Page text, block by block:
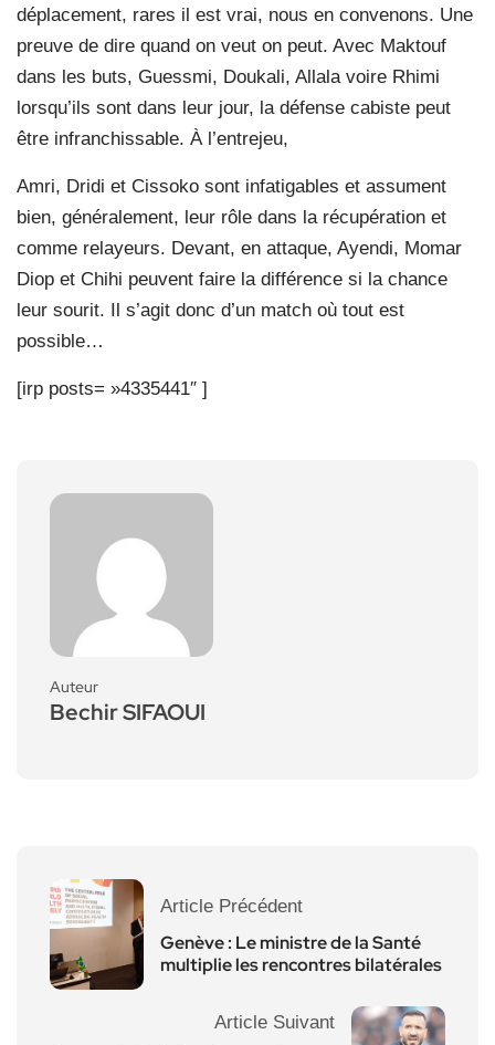
déplacement, rares il est vrai, nous en convenons. Une
preuve de dire quand on veut on peut. Avec Maktouf
dans les buts, Guessmi, Doukali, Allala voire Rhimi
lorsqu’ils sont dans leur jour, la défense cabiste peut
être infranchissable. À l’entrejeu,
Amri, Dridi et Cissoko sont infatigables et assument
bien, généralement, leur rôle dans la récupération et
comme relayeurs. Devant, en attaque, Ayendi, Momar
Diop et Chihi peuvent faire la différence si la chance
leur sourit. Il s’agit donc d’un match où tout est
possible…
[irp posts= »4335441″ ]
Auteur
Bechir SIFAOUI
Article Précédent
Genève : Le ministre de la Santé
multiplie les rencontres bilatérales
Article Suivant